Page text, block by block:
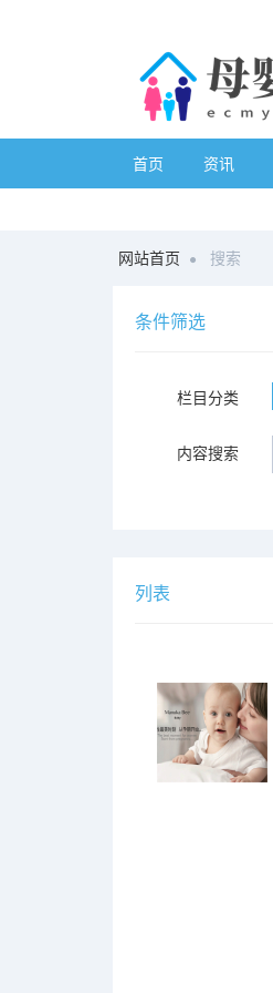
首页 资讯
网站首页 搜索
条件筛选
栏目分类
内容搜索
列表